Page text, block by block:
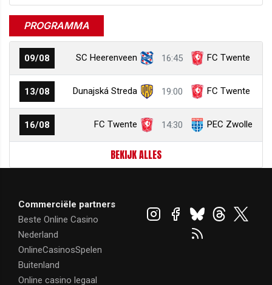
PROGRAMMA
09/08 SC Heerenveen 16:45 FC Twente
13/08 Dunajská Streda 19:00 FC Twente
16/08 FC Twente 14:30 PEC Zwolle
BEKIJK ALLES
Commerciële partners
Beste Online Casino
Nederland
OnlineCasinosSpelen
Buitenland
Online casino legaal